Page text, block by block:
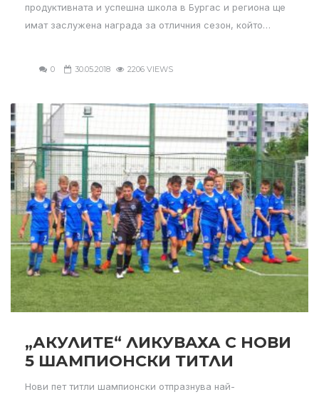
продуктивната и успешна школа в Бургас и региона ще
имат заслужена награда за отличния сезон, който…
0 30.05.2018 2206 VIEWS
„АКУЛИТЕ“ ЛИКУВАХА С НОВИ
5 ШАМПИОНСКИ ТИТЛИ
Нови пет титли шампионски отпразнува най-